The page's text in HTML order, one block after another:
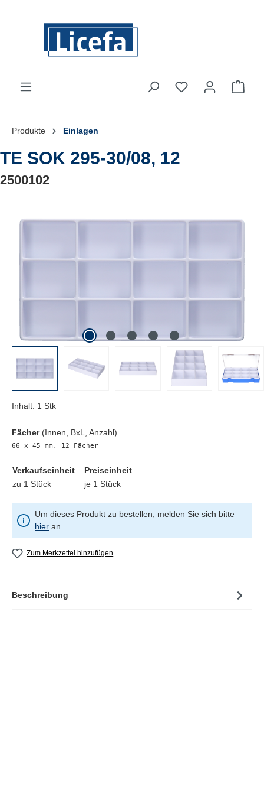
Du hast 0
Produkte Einlagen
TE SOK 295-30/08, 12
2500102
Bildergalerie überspringen
Inhalt: 1 Stk
Fächer (Innen, BxL, Anzahl)
66 x 45 mm, 12 Fächer
Verkaufseinheit
Preiseinheit
zu 1 Stück
je 1 Stück
Um dieses Produkt zu bestellen, melden Sie sich bitte
hier an.
Zum Merkzettel hinzufügen
Beschreibung